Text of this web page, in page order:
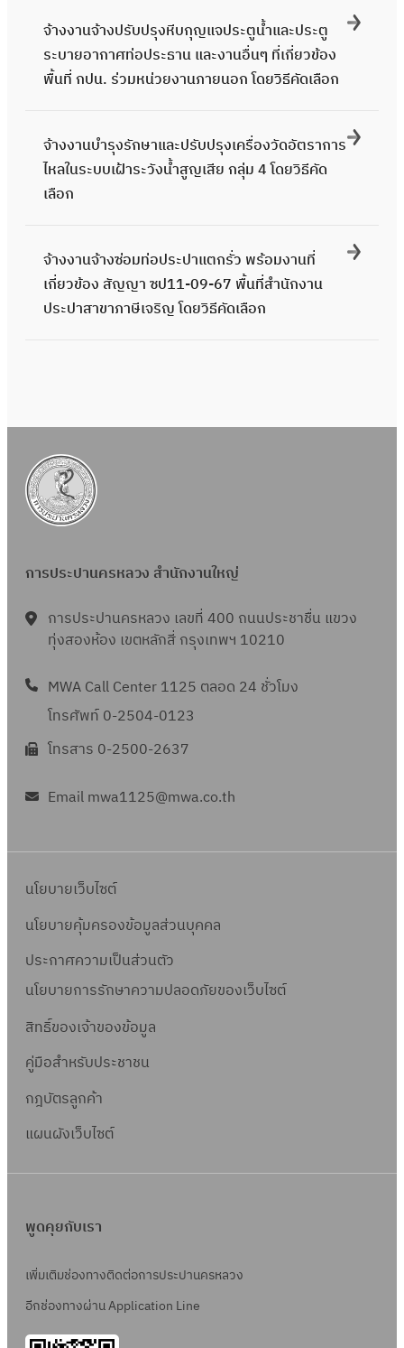
จ้างงานจ้างปรับปรุงหีบกุญแจประตูน้ำและประตู
ระบายอากาศท่อประธาน และงานอื่นๆ ที่เกี่ยวข้อง
พื้นที่ กปน. ร่วมหน่วยงานภายนอก โดยวิธีคัดเลือก
จ้างงานบำรุงรักษาและปรับปรุงเครื่องวัดอัตราการ
ไหลในระบบเฝ้าระวังน้ำสูญเสีย กลุ่ม 4 โดยวิธีคัด
เลือก
จ้างงานจ้างซ่อมท่อประปาแตกรั่ว พร้อมงานที่
เกี่ยวข้อง สัญญา ซป11-09-67 พื้นที่สำนักงาน
ประปาสาขาภาษีเจริญ โดยวิธีคัดเลือก
การประปานครหลวง สำนักงานใหญ่
การประปานครหลวง เลขที่ 400 ถนนประชาชื่น แขวง
ทุ่งสองห้อง เขตหลักสี่ กรุงเทพฯ 10210
MWA Call Center 1125 ตลอด 24 ชั่วโมง
โทรศัพท์ 0-2504-0123
โทรสาร 0-2500-2637
Email mwa1125@mwa.co.th
นโยบายเว็บไซต์
นโยบายคุ้มครองข้อมูลส่วนบุคคล
ประกาศความเป็นส่วนตัว
นโยบายการรักษาความปลอดภัยของเว็บไซต์
สิทธิ์ของเจ้าของข้อมูล
คู่มือสำหรับประชาชน
กฎบัตรลูกค้า
แผนผังเว็บไซต์
พูดคุยกับเรา
เพิ่มเติมช่องทางติดต่อการประปานครหลวง
อีกช่องทางผ่าน Application Line